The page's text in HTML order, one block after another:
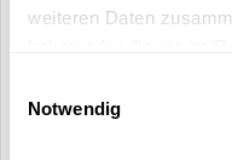
weiteren Daten
Notwendig
10% Rabatt für
Zur feierlichen